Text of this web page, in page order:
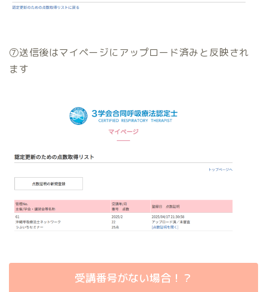
⑦送信後はマイページにアップロード済みと反映され
ます
受講番号がない場合！？